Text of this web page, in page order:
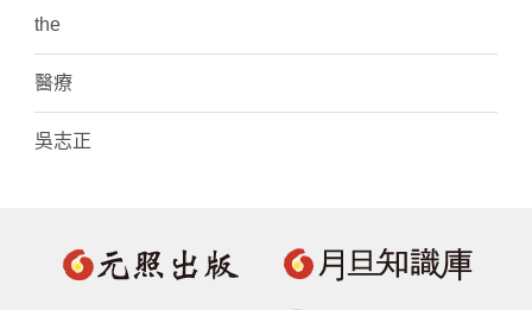
the
醫療
吳志正